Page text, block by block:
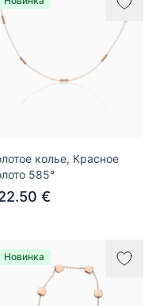
колье, Красное
585°
€
Новинка